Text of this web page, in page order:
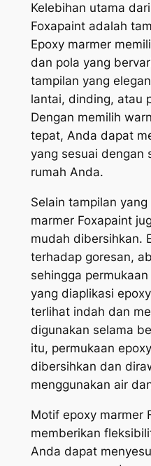
Kelebihan utama
Foxapaint adalah
Epoxy marmer
dan pola yang
tampilan yang
lantai, dinding, atau
Dengan memilih
tepat, Anda dapat
yang sesuai dengan
rumah Anda.
Selain tampilan
marmer Foxapaint
mudah dibersihkan.
terhadap goresan,
sehingga
yang diaplikasi
terlihat indah dan
digunakan selama
itu, permukaan
dibersihkan dan
menggunakan air
Motif epoxy marmer
memberikan
Anda dapat